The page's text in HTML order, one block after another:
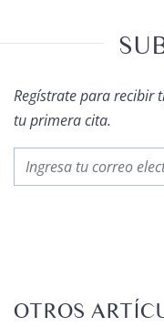
Regístrate para recibir
tu primera cita.
OTROS